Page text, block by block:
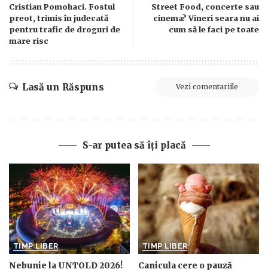
Cristian Pomohaci. Fostul
preot, trimis în judecată
pentru trafic de droguri de
mare risc
Street Food, concerte sau
cinema? Vineri seara nu ai
cum să le faci pe toate
Lasă un Răspuns Vezi comentariile
S-ar putea să îți placă
TIMP LIBER
Nebunie la UNTOLD 2026!
TIMP LIBER
Canicula cere o pauză